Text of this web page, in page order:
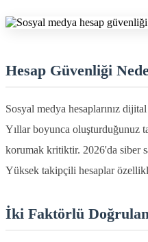
Hesap Güvenliği
Sosyal medya hesaplarınız
Yıllar boyunca oluşturduğunuz
korumak kritiktir. 2026'da siber
Yüksek takipçili hesaplar
İki Faktörlü